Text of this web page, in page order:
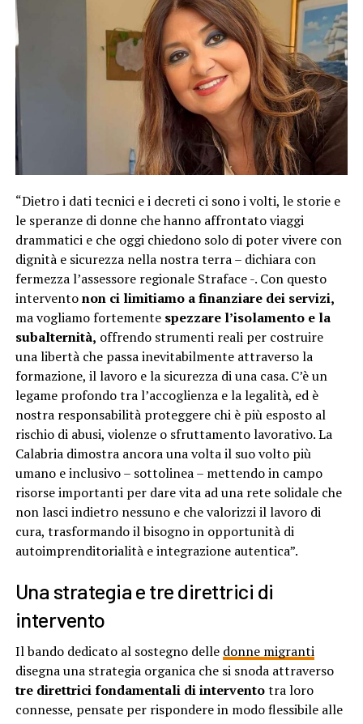
“Dietro i dati tecnici e i decreti ci sono i volti, le storie e
le speranze di donne che hanno affrontato viaggi
drammatici e che oggi chiedono solo di poter vivere con
dignità e sicurezza nella nostra terra – dichiara con
fermezza l’assessore regionale Straface -. Con questo
interventonon ci limitiamo a finanziare dei servizi,
ma vogliamo fortemente spezzare l’isolamento e la
subalternità, offrendo strumenti reali per costruire
una libertà che passa inevitabilmente attraverso la
formazione, il lavoro e la sicurezza di una casa. C’è un
legame profondo tra l’accoglienza e la legalità, ed è
nostra responsabilità proteggere chi è più esposto al
rischio di abusi, violenze o sfruttamento lavorativo. La
Calabria dimostra ancora una volta il suo volto più
umano e inclusivo – sottolinea – mettendo in campo
risorse importanti per dare vita ad una rete solidale che
non lasci indietro nessuno e che valorizzi il lavoro di
cura, trasformando il bisogno in opportunità di
autoimprenditorialità e integrazione autentica”.
Una strategia e tre direttrici di
intervento
Il bando dedicato al sostegno delle donne migranti
disegna una strategia organica che si snoda attraverso
tre direttrici fondamentali di interventotra loro
connesse, pensate per rispondere in modo flessibile alle